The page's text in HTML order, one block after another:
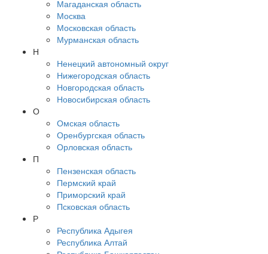
Магаданская область
Москва
Московская область
Мурманская область
Н
Ненецкий автономный округ
Нижегородская область
Новгородская область
Новосибирская область
О
Омская область
Оренбургская область
Орловская область
П
Пензенская область
Пермский край
Приморский край
Псковская область
Р
Республика Адыгея
Республика Алтай